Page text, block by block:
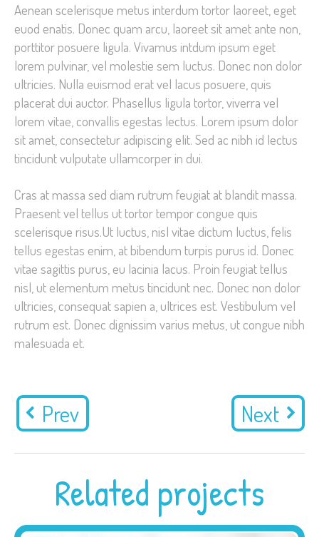
Aenean scelerisque metus interdum tortor laoreet, eget
euod enatis. Donec quam arcu, laoreet sit amet ante non,
porttitor posuere ligula. Vivamus intdum ipsum eget
lorem pulvinar, vel molestie sem luctus. Donec non dolor
ultricies. Nulla euismod erat vel lacus posuere, quis
placerat dui auctor. Phasellus ligula tortor, viverra vel
lorem vitae, convallis egestas lectus. Lorem ipsum dolor
sit amet, consectetur adipiscing elit. Sed ac nibh id lectus
tincidunt vulputate ullamcorper in dui.
Cras at massa sed diam rutrum feugiat at blandit massa.
Praesent vel tellus ut tortor tempor congue quis
scelerisque risus.Ut luctus, nisl vitae dictum luctus, felis
tellus egestas enim, at bibendum turpis purus id. Donec
vitae sagittis purus, eu lacinia lacus. Proin feugiat tellus
nisl, ut elementum metus tincidunt nec. Donec non dolor
ultricies, consequat sapien a, ultrices est. Vestibulum vel
rutrum est. Donec dignissim varius metus, ut congue nibh
malesuada et.
Prev Next
Related projects